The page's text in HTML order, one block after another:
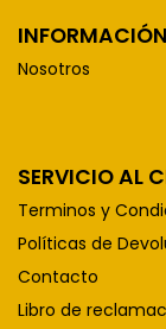
INFORMACIÓN
Nosotros
SERVICIO AL
Terminos y
Políticas de
Contacto
Libro de